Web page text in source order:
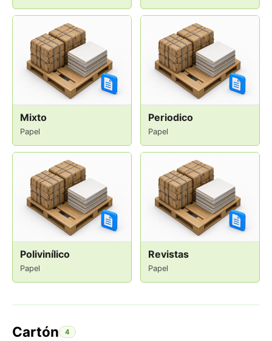
Mixto
Papel
Periodico
Papel
Polivinílico
Papel
Revistas
Papel
Cartón 4